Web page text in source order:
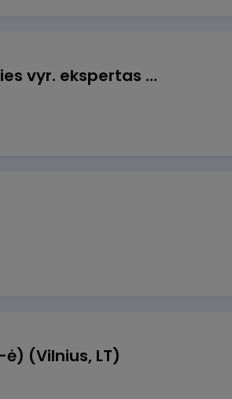
Veiklos užtikrinimo ir atitikties vyr. ekspertas (-ė) (Klaipėda) (Klaipėda, LT)
(Vilnius, LT)